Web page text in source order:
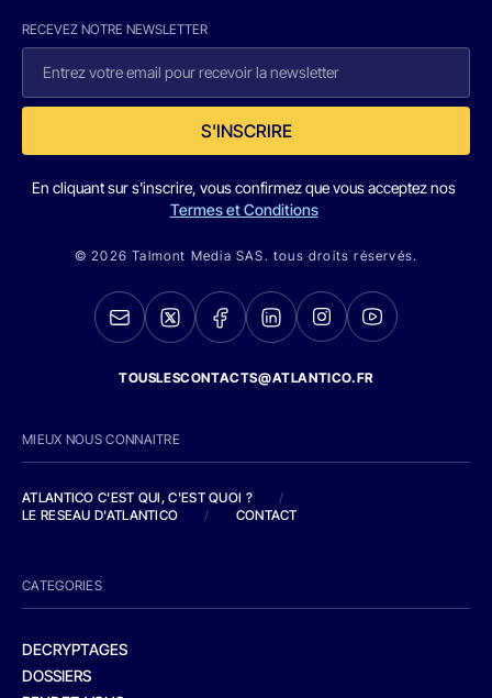
RECEVEZ NOTRE NEWSLETTER
S'INSCRIRE
En cliquant sur s'inscrire, vous confirmez que vous acceptez nos
Termes et Conditions
© 2026 Talmont Media SAS. tous droits réservés.
TOUSLESCONTACTS@ATLANTICO.FR
MIEUX NOUS CONNAITRE
ATLANTICO C'EST QUI, C'EST QUOI ?
/
LE RESEAU D'ATLANTICO
/ CONTACT
CATEGORIES
DECRYPTAGES
DOSSIERS